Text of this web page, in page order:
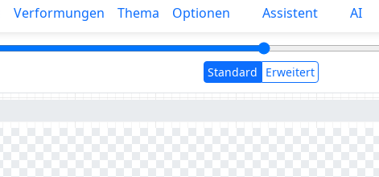
Verformungen Thema Optionen Assistent AI
Standard Erweitert